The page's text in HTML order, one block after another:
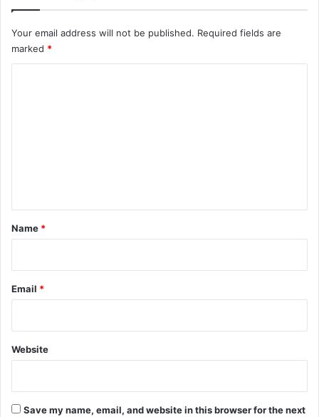
Your email address will not be published. Required fields are
marked *
*
Name *
Email *
Website
Save my name, email, and website in this browser for the next